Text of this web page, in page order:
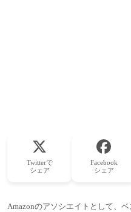
Twitterで
シェア
Facebook
シェア
Amazonのアソシエイトとして、